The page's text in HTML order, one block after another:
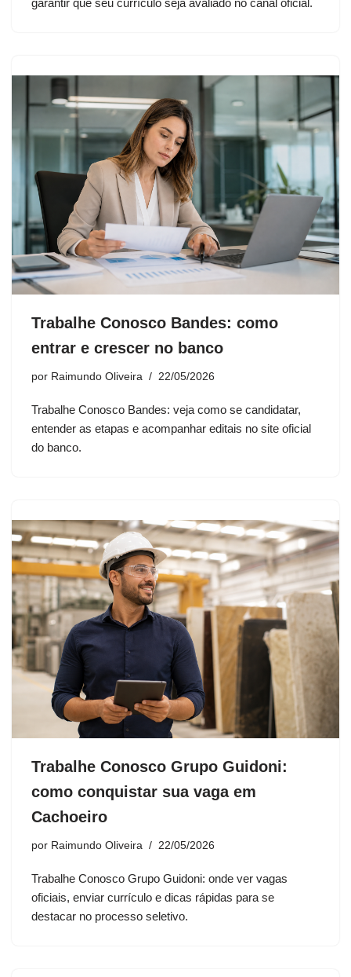
garantir que seu currículo seja avaliado no canal oficial.
Trabalhe Conosco Bandes: como
entrar e crescer no banco
por Raimundo Oliveira 22/05/2026
Trabalhe Conosco Bandes: veja como se candidatar,
entender as etapas e acompanhar editais no site oficial
do banco.
Trabalhe Conosco Grupo Guidoni:
como conquistar sua vaga em
Cachoeiro
por Raimundo Oliveira 22/05/2026
Trabalhe Conosco Grupo Guidoni: onde ver vagas
oficiais, enviar currículo e dicas rápidas para se
destacar no processo seletivo.